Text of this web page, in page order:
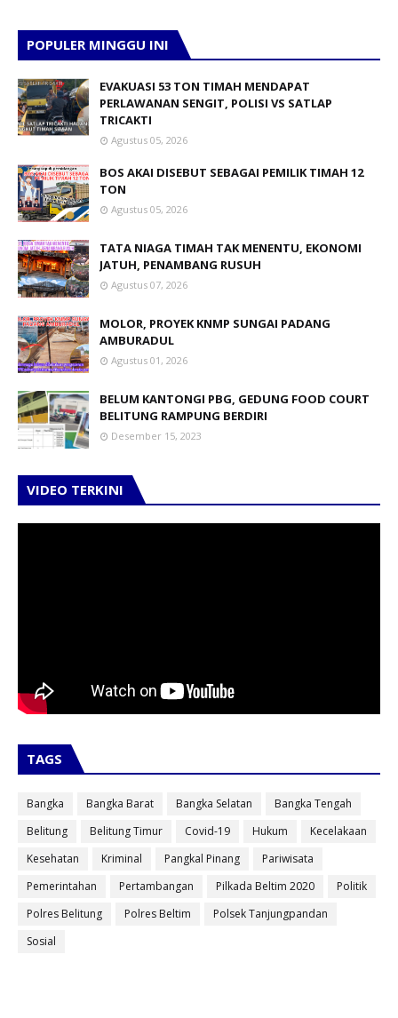
POPULER MINGGU INI
EVAKUASI 53 TON TIMAH MENDAPAT
PERLAWANAN SENGIT, POLISI VS SATLAP
TRICAKTI
Agustus 05, 2026
BOS AKAI DISEBUT SEBAGAI PEMILIK TIMAH 12
TON
Agustus 05, 2026
TATA NIAGA TIMAH TAK MENENTU, EKONOMI
JATUH, PENAMBANG RUSUH
Agustus 07, 2026
MOLOR, PROYEK KNMP SUNGAI PADANG
AMBURADUL
Agustus 01, 2026
BELUM KANTONGI PBG, GEDUNG FOOD COURT
BELITUNG RAMPUNG BERDIRI
Desember 15, 2023
VIDEO TERKINI
TAGS
Bangka Bangka Barat Bangka Selatan
Bangka Tengah
Belitung
Belitung Timur Covid-19 Hukum
Kecelakaan
Kesehatan
Kriminal Pangkal Pinang
Pariwisata
Pemerintahan
Pertambangan Pilkada Beltim 2020
Politik
Polres Belitung
Polres Beltim
Polsek Tanjungpandan
Sosial